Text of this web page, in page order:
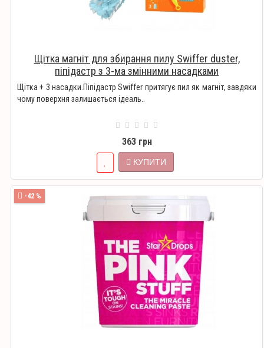
Щітка магніт для збирання пилу Swiffer duster,
піпідастр з 3-ма змінними насадками
Щітка + 3 насадки.Піпідастр Swiffer притягує пил як магніт, завдяки
чому поверхня залишається ідеаль..
363 грн
КУПИТИ
-42 %